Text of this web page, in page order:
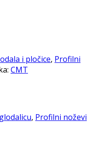
i pločice, Profilni
CMT
, Profilni noževi